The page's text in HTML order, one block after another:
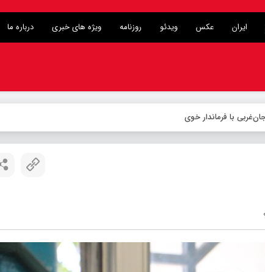
ایران عکس ویدئو روزنامه ویژه های خبری درباره ما